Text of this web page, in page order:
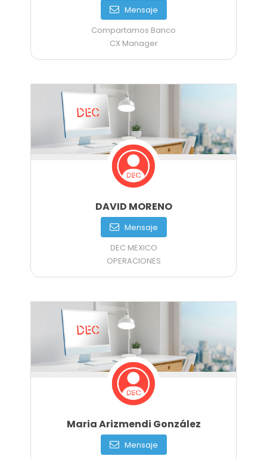
Mensaje
Compartamos Banco
CX Manager
DAVID MORENO
Mensaje
DEC MEXICO
OPERACIONES
Maria Arizmendi González
Mensaje